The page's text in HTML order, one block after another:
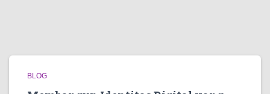
BLOG